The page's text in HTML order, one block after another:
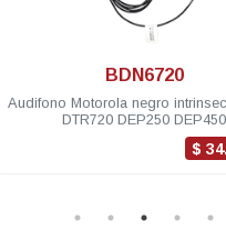
BDN6720
Audifono Motorola negro
DTR720 DEP250 DEP450
$